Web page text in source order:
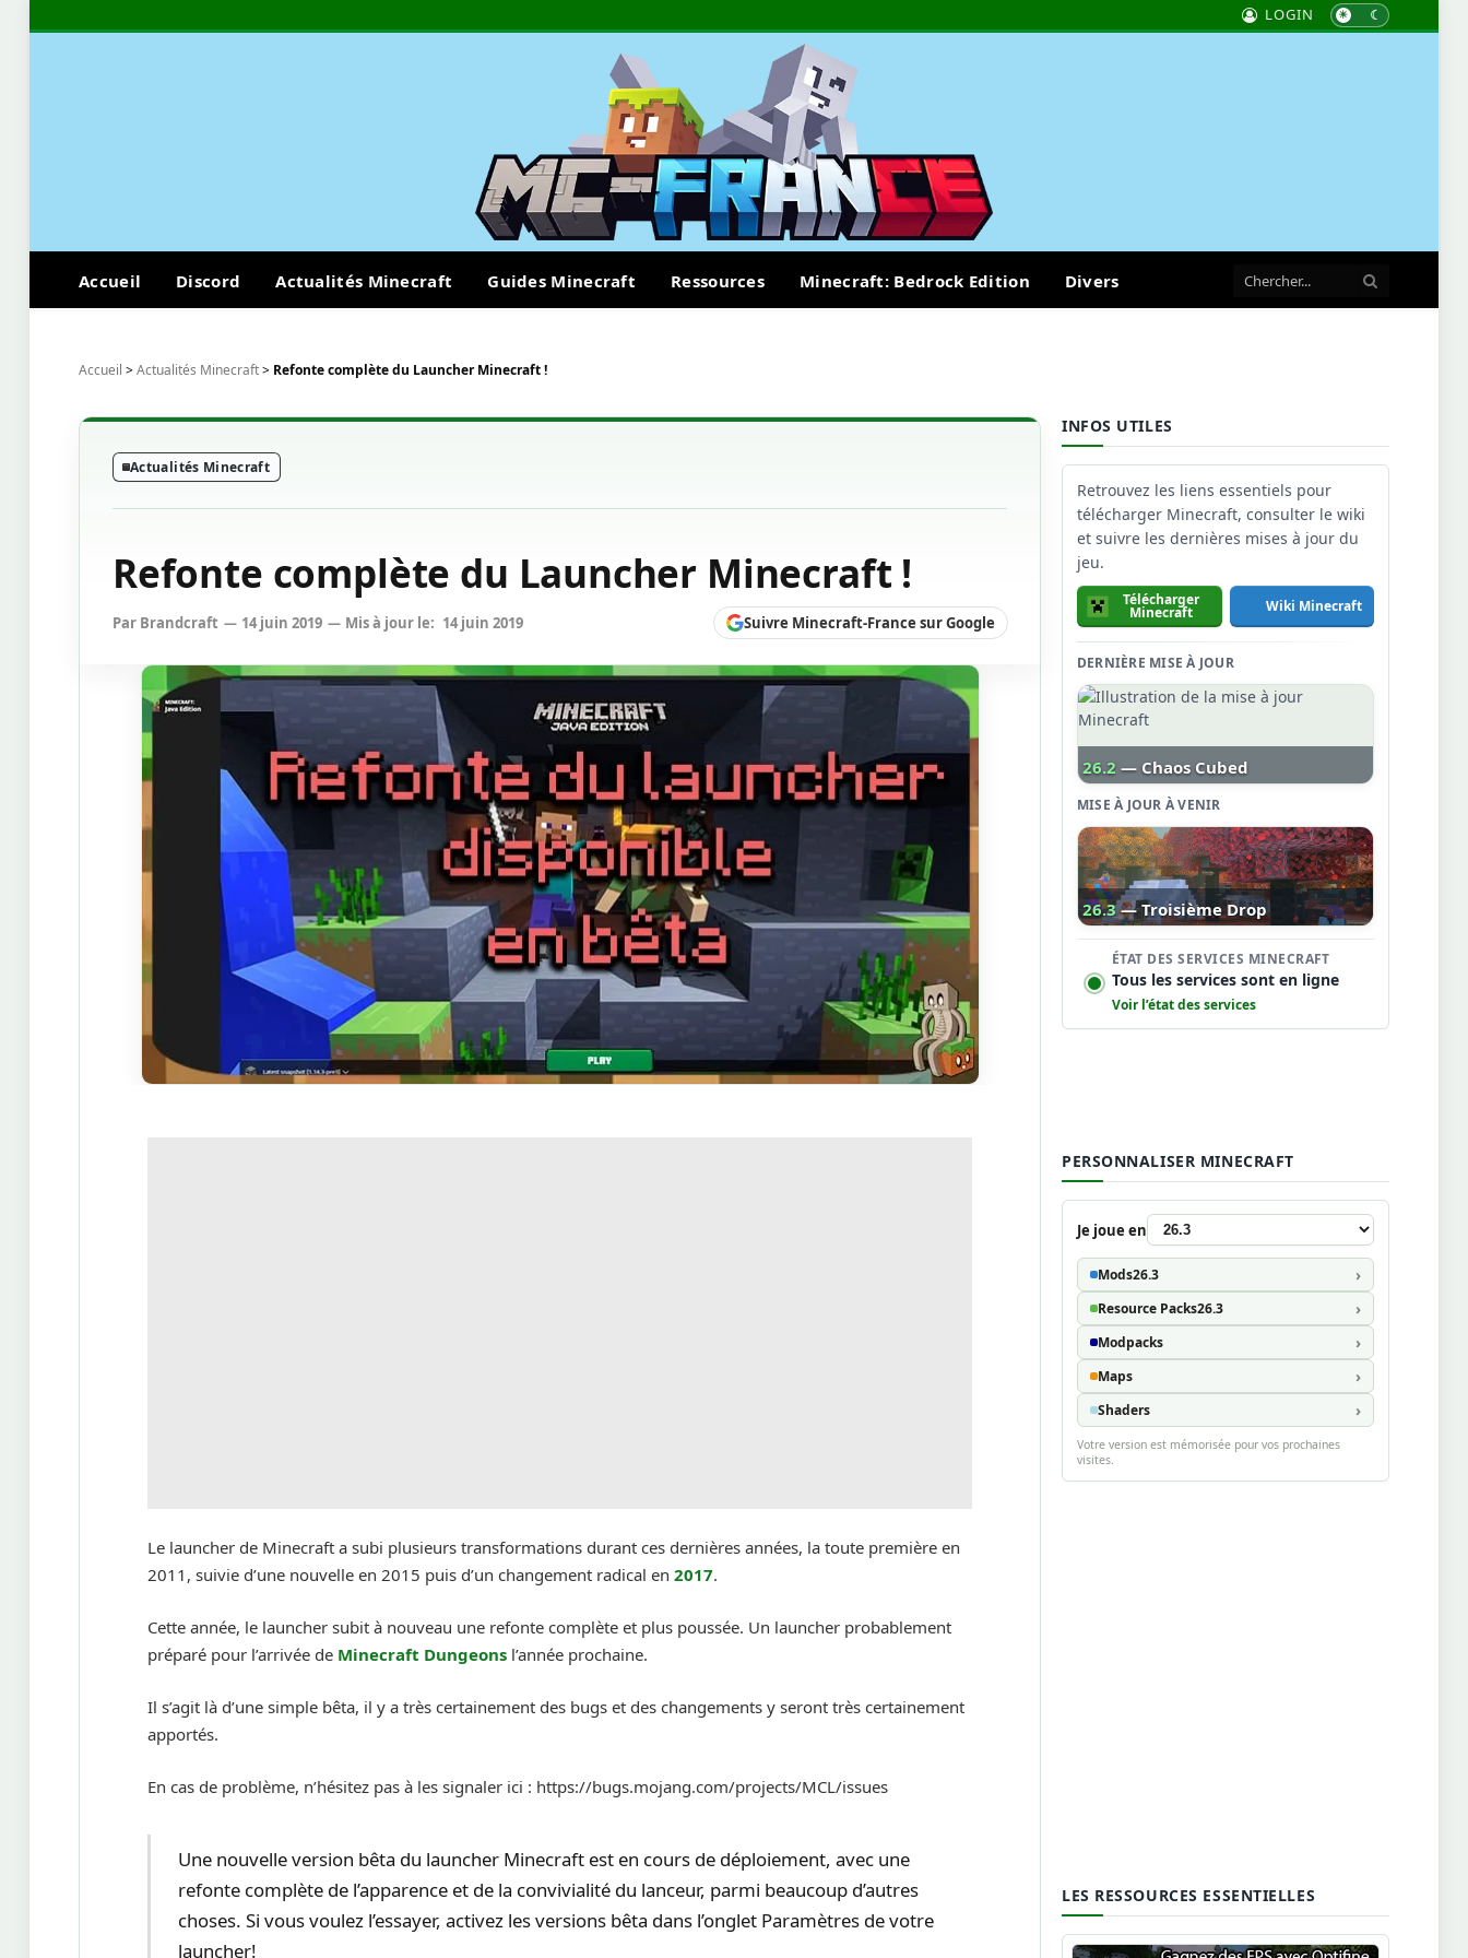
LOGIN
Accueil Discord Actualités Minecraft Guides Minecraft Ressources Minecraft: Bedrock Edition Divers
Accueil >Actualités Minecraft> Refonte complète du Launcher Minecraft !
Actualités Minecraft
Refonte complète du Launcher Minecraft !
Par Brandcraft 14 juin 2019 Mis à jour le: 14 juin 2019 Suivre Minecraft-France sur Google
Le launcher de Minecraft a subi plusieurs transformations durant ces dernières années, la toute première en
2011, suivie d’une nouvelle en 2015 puis d’un changement radical en2017.
Cette année, le launcher subit à nouveau une refonte complète et plus poussée. Un launcher probablement
préparé pour l’arrivée de Minecraft Dungeons l’année prochaine.
Il s’agit là d’une simple bêta, il y a très certainement des bugs et des changements y seront très certainement
apportés.
En cas de problème, n’hésitez pas à les signaler ici : https://bugs.mojang.com/projects/MCL/issues
Une nouvelle version bêta du launcher Minecraft est en cours de déploiement, avec une
refonte complète de l’apparence et de la convivialité du lanceur, parmi beaucoup d’autres
choses. Si vous voulez l’essayer, activez les versions bêta dans l’onglet Paramètres de votre
launcher!
INFOS UTILES
Retrouvez les liens essentiels pour
télécharger Minecraft, consulter le wiki
et suivre les dernières mises à jour du
jeu.
Télécharger
Minecraft Wiki Minecraft
DERNIÈRE MISE À JOUR
26.2 — Chaos Cubed
MISE À JOUR À VENIR
26.3 — Troisième Drop
ÉTAT DES SERVICES MINECRAFT
Tous les services sont en ligne
Voir l’état des services
PERSONNALISER MINECRAFT
Je joue en
Mods26.3
Resource Packs26.3
Modpacks
Maps
Shaders
Votre version est mémorisée pour vos prochaines
visites.
LES RESSOURCES ESSENTIELLES